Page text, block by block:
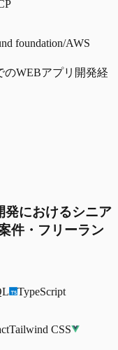
foundation/AWS
のWEBアプリ開発経
発におけるシニア
件・フリーラン
TypeScript
Tailwind CSS